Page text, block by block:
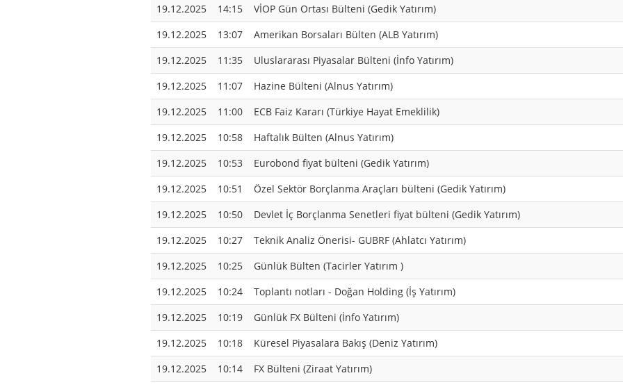
19.12.2025
14:15
VİOP Gün Ortası Bülteni (Gedik Yatırım)
19.12.2025
13:07
Amerikan Borsaları Bülten (ALB Yatırım)
19.12.2025
11:35
Uluslararası Piyasalar Bülteni (İnfo Yatırım)
19.12.2025
11:07
Hazine Bülteni (Alnus Yatırım)
19.12.2025
11:00
ECB Faiz Kararı (Türkiye Hayat Emeklilik)
19.12.2025
10:58
Haftalık Bülten (Alnus Yatırım)
19.12.2025
10:53
Eurobond fiyat bülteni (Gedik Yatırım)
19.12.2025
10:51
Özel Sektör Borçlanma Araçları bülteni (Gedik Yatırım)
19.12.2025
10:50
Devlet İç Borçlanma Senetleri fiyat bülteni (Gedik Yatırım)
19.12.2025
10:27
Teknik Analiz Önerisi- GUBRF (Ahlatcı Yatırım)
19.12.2025
10:25
Günlük Bülten (Tacirler Yatırım )
19.12.2025
10:24
Toplantı notları - Doğan Holding (İş Yatırım)
19.12.2025
10:19
Günlük FX Bülteni (İnfo Yatırım)
19.12.2025
10:18
Küresel Piyasalara Bakış (Deniz Yatırım)
19.12.2025
10:14
FX Bülteni (Ziraat Yatırım)